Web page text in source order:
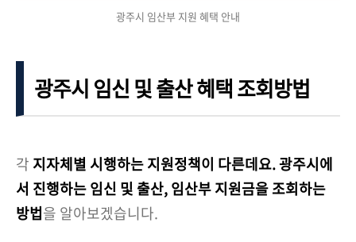
광주시 임산부 지원 혜택 안내
광주시 임신 및 출산 혜택 조회방법
각 지자체별 시행하는 지원정책이 다른데요.광주시에
서 진행하는 임신 및 출산, 임산부 지원금을 조회하는
방법을 알아보겠습니다.